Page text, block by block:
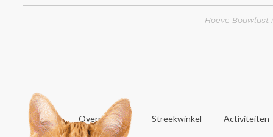
Hoeve Bouwlust
Home Overnachten Streekwinkel Activiteiten